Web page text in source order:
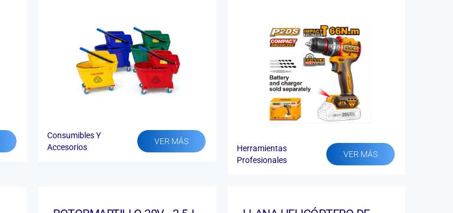
Consumibles Y
Accesorios
VER MÁS
Herramientas
Profesionales
VER MÁS